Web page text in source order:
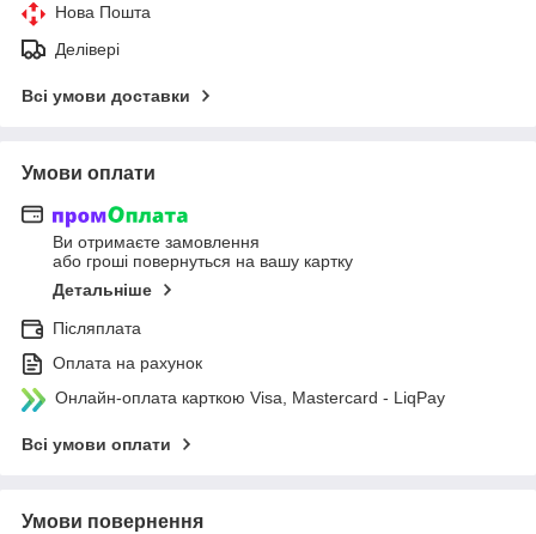
Нова Пошта
Делівері
Всі умови доставки
Умови оплати
Ви отримаєте замовлення
або гроші повернуться на вашу картку
Детальніше
Післяплата
Оплата на рахунок
Онлайн-оплата карткою Visa, Mastercard - LiqPay
Всі умови оплати
Умови повернення